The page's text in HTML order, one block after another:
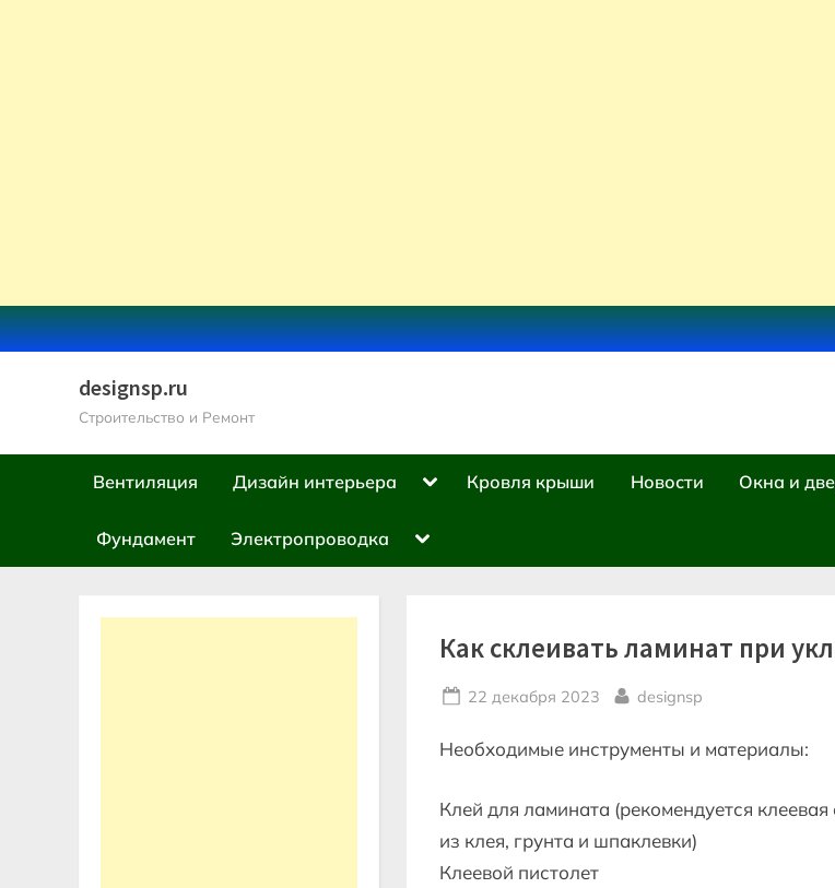
Skip
to
designsp.ru
Строительство и Ремонт
Вентиляция Дизайн интерьера
ToggleКровля крыши Новости Окна и
Фундамент Электропроводка
Toggle
menu
Как склеивать ламинат при
Posted
22 декабря 2023 By
designsp
Необходимые инструменты и материалы:
Клей для ламината (рекомендуется
из клея, грунта и шпаклевки)
Клеевой пистолет